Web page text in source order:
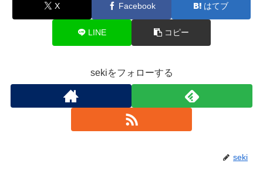
X Facebook はてブ
LINE コピー
sekiをフォローする
seki